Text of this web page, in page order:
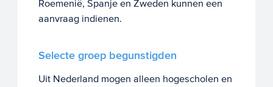
Roemenië, Spanje en Zweden kunnen een
aanvraag indienen.
Selecte groep begunstigden
Uit Nederland mogen alleen hogescholen en